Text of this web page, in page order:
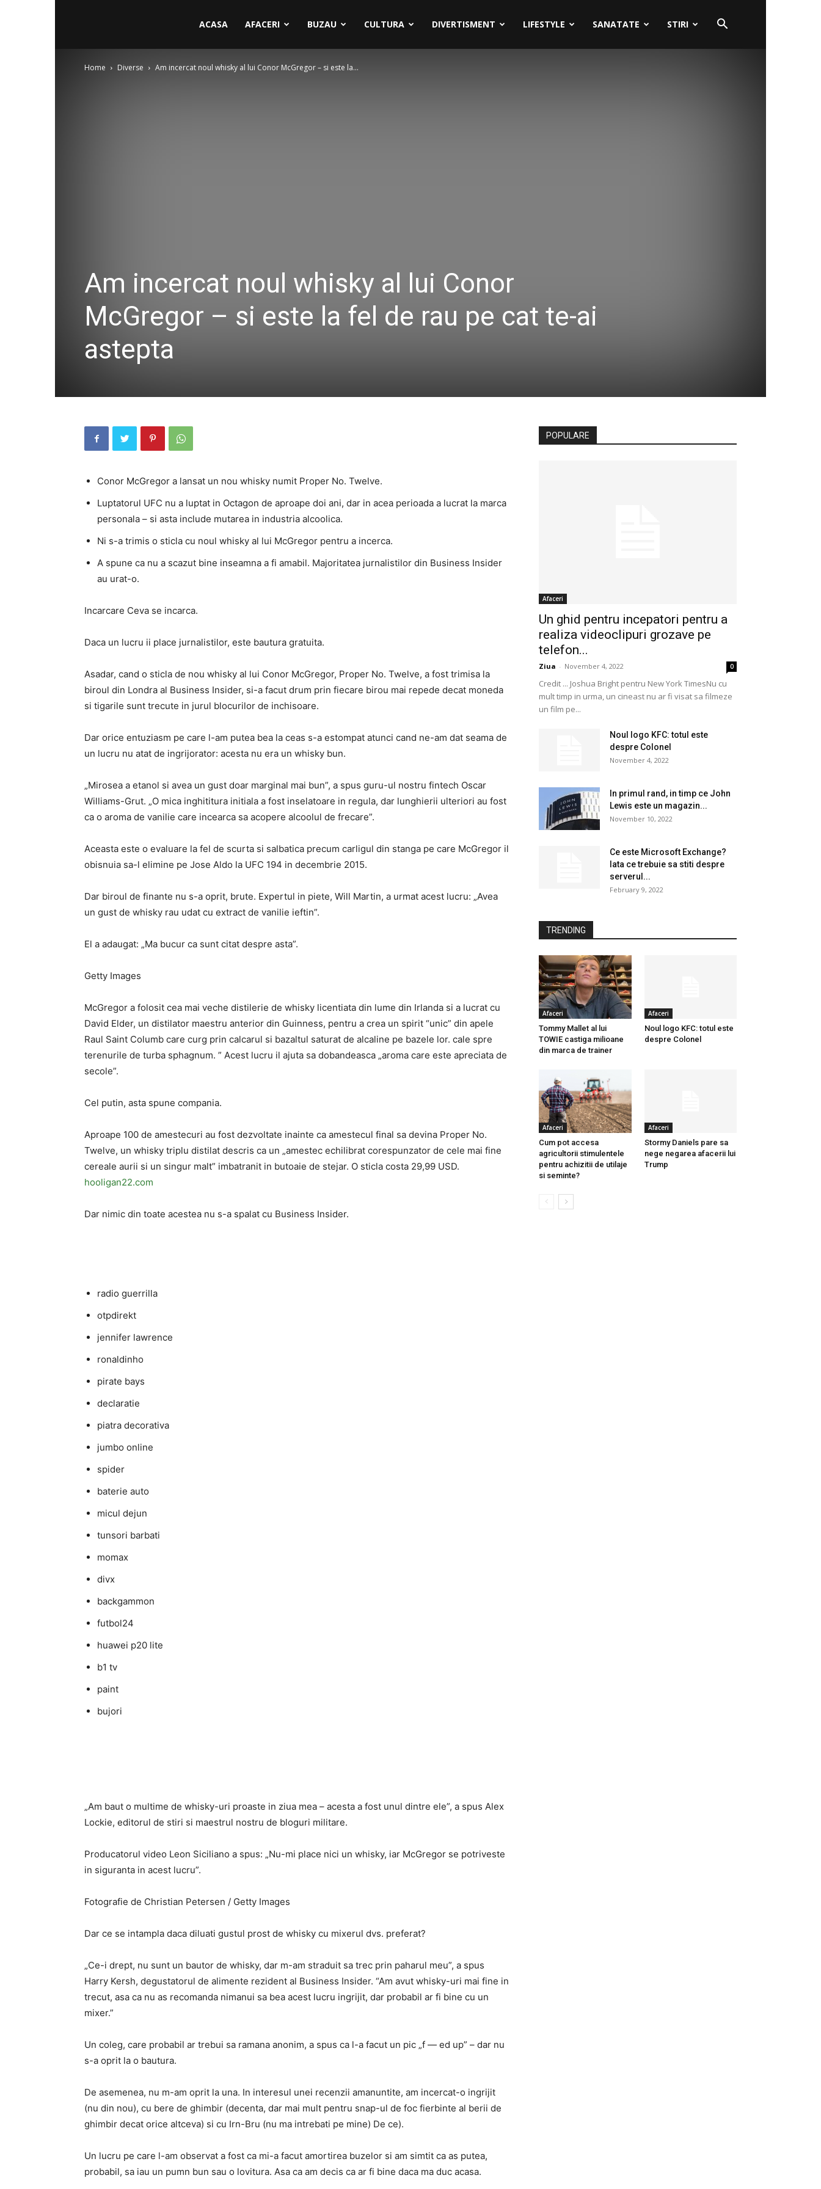
ACASA AFACERI BUZAU CULTURA DIVERTISMENT LIFESTYLE SANATATE STIRI
Home Diverse Am incercat noul whisky al lui Conor McGregor – si este la...
Am incercat noul whisky al lui Conor
McGregor – si este la fel de rau pe cat te-ai
astepta
Conor McGregor a lansat un nou whisky numit Proper No. Twelve.
Luptatorul UFC nu a luptat in Octagon de aproape doi ani, dar in acea perioada a lucrat la marca
personala – si asta include mutarea in industria alcoolica.
Ni s-a trimis o sticla cu noul whisky al lui McGregor pentru a incerca.
A spune ca nu a scazut bine inseamna a fi amabil. Majoritatea jurnalistilor din Business Insider
au urat-o.
Incarcare Ceva se incarca.
Daca un lucru ii place jurnalistilor, este bautura gratuita.
Asadar, cand o sticla de nou whisky al lui Conor McGregor, Proper No. Twelve, a fost trimisa la
biroul din Londra al Business Insider, si-a facut drum prin fiecare birou mai repede decat moneda
si tigarile sunt trecute in jurul blocurilor de inchisoare.
Dar orice entuziasm pe care l-am putea bea la ceas s-a estompat atunci cand ne-am dat seama de
un lucru nu atat de ingrijorator: acesta nu era un whisky bun.
„Mirosea a etanol si avea un gust doar marginal mai bun”, a spus guru-ul nostru fintech Oscar
Williams-Grut. „O mica inghititura initiala a fost inselatoare in regula, dar lunghierii ulteriori au fost
ca o aroma de vanilie care incearca sa acopere alcoolul de frecare”.
Aceasta este o evaluare la fel de scurta si salbatica precum carligul din stanga pe care McGregor il
obisnuia sa-l elimine pe Jose Aldo la UFC 194 in decembrie 2015.
Dar biroul de finante nu s-a oprit, brute. Expertul in piete, Will Martin, a urmat acest lucru: „Avea
un gust de whisky rau udat cu extract de vanilie ieftin”.
El a adaugat: „Ma bucur ca sunt citat despre asta”.
Getty Images
McGregor a folosit cea mai veche distilerie de whisky licentiata din lume din Irlanda si a lucrat cu
David Elder, un distilator maestru anterior din Guinness, pentru a crea un spirit “unic” din apele
Raul Saint Columb care curg prin calcarul si bazaltul saturat de alcaline pe bazele lor. cale spre
terenurile de turba sphagnum. ” Acest lucru il ajuta sa dobandeasca „aroma care este apreciata de
secole”.
Cel putin, asta spune compania.
Aproape 100 de amestecuri au fost dezvoltate inainte ca amestecul final sa devina Proper No.
Twelve, un whisky triplu distilat descris ca un „amestec echilibrat corespunzator de cele mai fine
cereale aurii si un singur malt” imbatranit in butoaie de stejar. O sticla costa 29,99 USD.
hooligan22.com
Dar nimic din toate acestea nu s-a spalat cu Business Insider.
radio guerrilla
otpdirekt
jennifer lawrence
ronaldinho
pirate bays
declaratie
piatra decorativa
jumbo online
spider
baterie auto
micul dejun
tunsori barbati
momax
divx
backgammon
futbol24
huawei p20 lite
b1 tv
paint
bujori
„Am baut o multime de whisky-uri proaste in ziua mea – acesta a fost unul dintre ele”, a spus Alex
Lockie, editorul de stiri si maestrul nostru de bloguri militare.
Producatorul video Leon Siciliano a spus: „Nu-mi place nici un whisky, iar McGregor se potriveste
in siguranta in acest lucru”.
Fotografie de Christian Petersen / Getty Images
Dar ce se intampla daca diluati gustul prost de whisky cu mixerul dvs. preferat?
„Ce-i drept, nu sunt un bautor de whisky, dar m-am straduit sa trec prin paharul meu”, a spus
Harry Kersh, degustatorul de alimente rezident al Business Insider. “Am avut whisky-uri mai fine in
trecut, asa ca nu as recomanda nimanui sa bea acest lucru ingrijit, dar probabil ar fi bine cu un
mixer.”
Un coleg, care probabil ar trebui sa ramana anonim, a spus ca l-a facut un pic „f — ed up” – dar nu
s-a oprit la o bautura.
De asemenea, nu m-am oprit la una. In interesul unei recenzii amanuntite, am incercat-o ingrijit
(nu din nou), cu bere de ghimbir (decenta, dar mai mult pentru snap-ul de foc fierbinte al berii de
ghimbir decat orice altceva) si cu Irn-Bru (nu ma intrebati pe mine) De ce).
Un lucru pe care l-am observat a fost ca mi-a facut amortirea buzelor si am simtit ca as putea,
probabil, sa iau un pumn bun sau o lovitura. Asa ca am decis ca ar fi bine daca ma duc acasa.
POPULARE
Afaceri
Un ghid pentru incepatori pentru a
realiza videoclipuri grozave pe
telefon...
Ziua - November 4, 2022 0
Credit ... Joshua Bright pentru New York TimesNu cu
mult timp in urma, un cineast nu ar fi visat sa filmeze
un film pe...
Noul logo KFC: totul este
despre Colonel
November 4, 2022
In primul rand, in timp ce John
Lewis este un magazin...
November 10, 2022
Ce este Microsoft Exchange?
Iata ce trebuie sa stiti despre
serverul...
February 9, 2022
TRENDING
Afaceri
Tommy Mallet al lui
TOWIE castiga milioane
din marca de trainer
Afaceri
Noul logo KFC: totul este
despre Colonel
Afaceri
Cum pot accesa
agricultorii stimulentele
pentru achizitii de utilaje
si seminte?
Afaceri
Stormy Daniels pare sa
nege negarea afacerii lui
Trump